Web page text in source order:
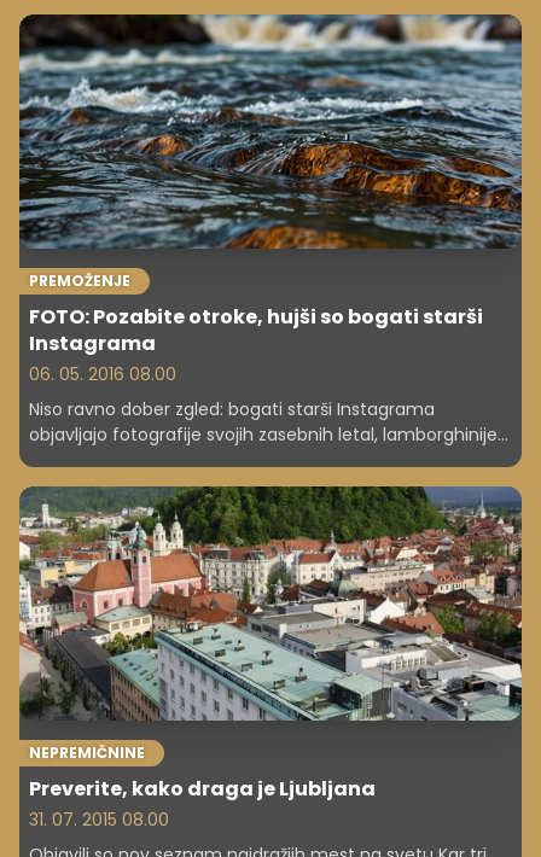
najcenejših se je znašla tudi Ljubljana.
PREMOŽENJE
FOTO: Pozabite otroke, hujši so bogati starši
Instagrama
06. 05. 2016 08.00
Niso ravno dober zgled: bogati starši Instagrama
objavljajo fotografije svojih zasebnih letal, lamborghinijev,
NEPREMIČNINE
Preverite, kako draga je Ljubljana
31. 07. 2015 08.00